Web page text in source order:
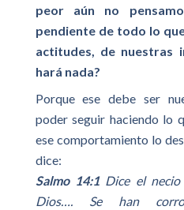
peor aún no
pendiente de todo lo
actitudes, de nuestras
hará nada?
Porque ese debe ser
poder seguir haciendo lo
ese comportamiento lo
dice:
Salmo 14:1 Dice el
Dios…. Se han